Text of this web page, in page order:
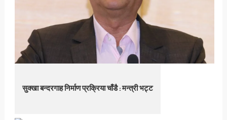
सुक्खा बन्दरगाह निर्माण प्रक्रिया चाँडै : मन्त्री भट्ट